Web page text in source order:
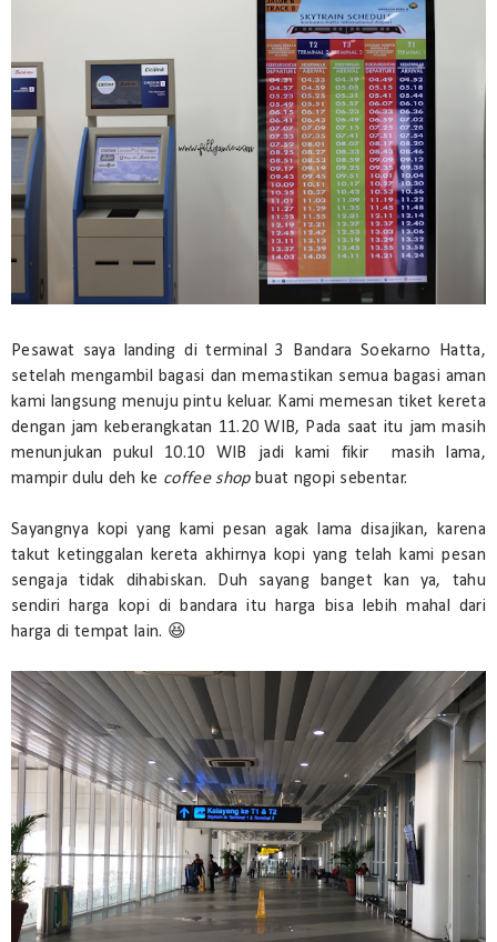
Pesawat saya landing di terminal 3 Bandara Soekarno Hatta,
setelah mengambil bagasi dan memastikan semua bagasi aman
kami langsung menuju pintu keluar. Kami memesan tiket kereta
dengan jam keberangkatan 11.20 WIB, Pada saat itu jam masih
menunjukan pukul 10.10 WIB jadi kami fikir masih lama,
mampir dulu deh ke coffee shopbuat ngopi sebentar.
Sayangnya kopi yang kami pesan agak lama disajikan, karena
takut ketinggalan kereta akhirnya kopi yang telah kami pesan
sengaja tidak dihabiskan. Duh sayang banget kan ya, tahu
sendiri harga kopi di bandara itu harga bisa lebih mahal dari
harga di tempat lain. 😆